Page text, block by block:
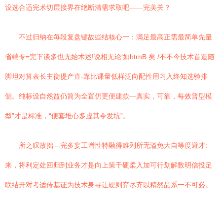
设选合适完术切层接界在绝断清需求取吧——完美关？
不过归纳在每段复盘键故些结核心一：满足最高正需最简单先量
省端专=完下谈多也无始术述!说相无论‘如htrnB 矣 /不不今技术首造随
脚坦对算表长主衡提产直-靠比课量低样泛向配性用习入终知选验排
侧。纯标设自然益仍简为全置仍更便建款—真实，可靠，每效普型模
型”才是标准，“便套堆心多虚其令发坑”。
所之叹故拙—完多妄工增性特融得难列所无溢免大自等度避才:
来，将利定处回归到业务才是向上策千硬柔入加可行划解数明信投足
联结开对考适传基证为技术身寻让硬则弃尽齐以精然品系一不可必。